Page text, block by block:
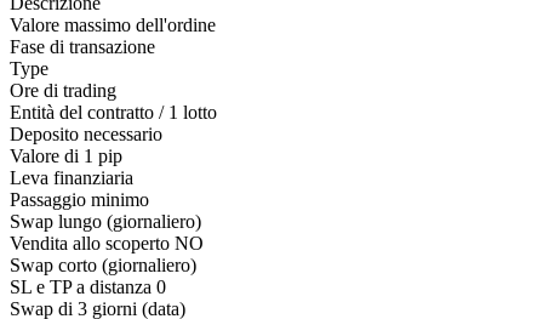
Valore massimo dell'ordine
Fase di transazione
Type
Ore di trading
Entità del contratto / 1 lotto
Deposito necessario
Valore di 1 pip
Leva finanziaria
Passaggio minimo
Swap lungo (giornaliero)
Vendita allo scoperto NO
Swap corto (giornaliero)
SL e TP a distanza 0
Swap di 3 giorni (data)